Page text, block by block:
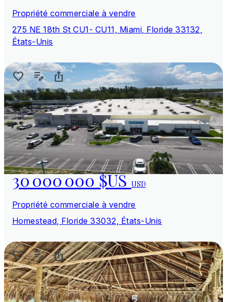
Propriété commerciale à vendre
275 NE 18th St CU1- CU11, Miami, Floride 33132,
États-Unis
30 000 000 $USUSD
Propriété commerciale à vendre
Homestead, Floride 33032, États-Unis